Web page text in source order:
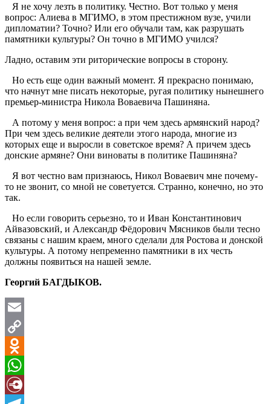
Я не хочу лезть в политику. Честно. Вот только у меня
вопрос: Алиева в МГИМО, в этом престижном вузе, учили
дипломатии? Точно? Или его обучали там, как разрушать
памятники культуры? Он точно в МГИМО учился?
Ладно, оставим эти риторические вопросы в сторону.
Но есть еще один важный момент. Я прекрасно понимаю,
что начнут мне писать некоторые, ругая политику нынешнего
премьер-министра Никола Воваевича Пашиняна.
А потому у меня вопрос: а при чем здесь армянский народ?
При чем здесь великие деятели этого народа, многие из
которых еще и выросли в советское время? А причем здесь
донские армяне? Они виноваты в политике Пашиняна?
Я вот честно вам признаюсь, Никол Воваевич мне почему-
то не звонит, со мной не советуется. Странно, конечно, но это
так.
Но если говорить серьезно, то и Иван Константинович
Айвазовский, и Александр Фёдорович Мясников были тесно
связаны с нашим краем, много сделали для Ростова и донской
культуры. А потому непременно памятники в их честь
должны появиться на нашей земле.
Георгий БАГДЫКОВ.
Email
Copy
Link
Odnoklassniki
WhatsApp